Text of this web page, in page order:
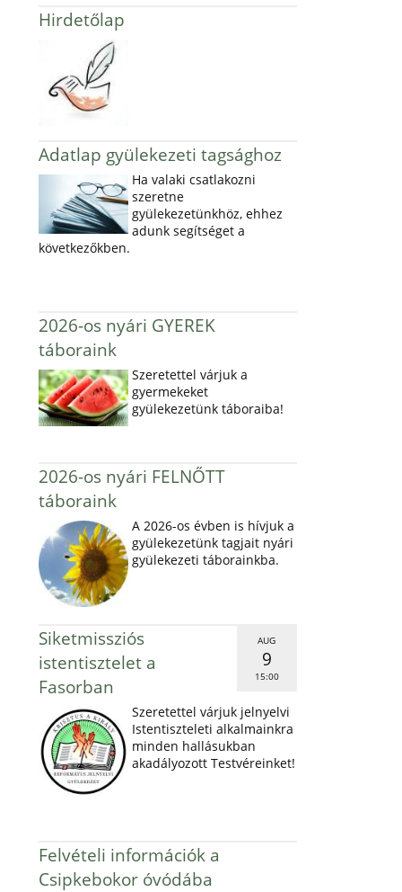
Hirdetőlap
Adatlap gyülekezeti tagsághoz
Ha valaki csatlakozni
szeretne
gyülekezetünkhöz, ehhez
adunk segítséget a
következőkben.
2026-os nyári GYEREK
táboraink
Szeretettel várjuk a
gyermekeket
gyülekezetünk táboraiba!
2026-os nyári FELNŐTT
táboraink
A 2026-os évben is hívjuk a
gyülekezetünk tagjait nyári
gyülekezeti táborainkba.
AUG
9
15:00
Siketmissziós
istentisztelet a
Fasorban
Szeretettel várjuk jelnyelvi
Istentiszteleti alkalmainkra
minden hallásukban
akadályozott Testvéreinket!
Felvételi információk a
Csipkebokor óvódába